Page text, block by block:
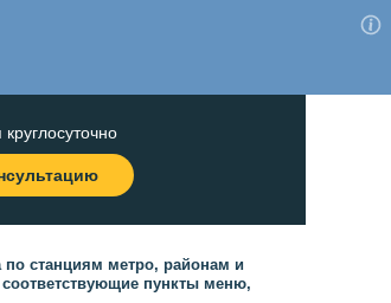
по станциям метро, районам и
соответствующие пункты меню,